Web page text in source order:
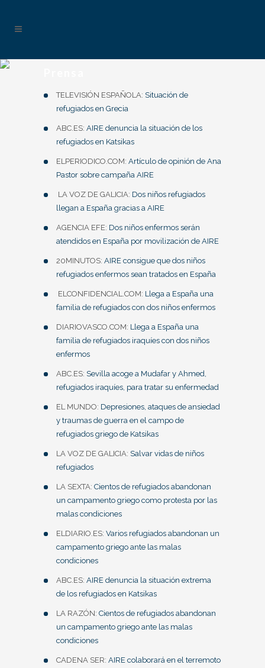
TELEVISIÓN ESPAÑOLA: Situación de
refugiados en Grecia
ABC.ES: AIRE denuncia la situación de los
refugiados en Katsikas
ELPERIODICO.COM: Artículo de opinión de Ana
Pastor sobre campaña AIRE
LA VOZ DE GALICIA: Dos niños refugiados
llegan a España gracias a AIRE
AGENCIA EFE: Dos niños enfermos serán
atendidos en España por movilización de AIRE
20MINUTOS: AIRE consigue que dos niños
refugiados enfermos sean tratados en España
ELCONFIDENCIAL.COM: Llega a España una
familia de refugiados con dos niños enfermos
DIARIOVASCO.COM: Llega a España una
familia de refugiados iraquíes con dos niños
enfermos
ABC.ES: Sevilla acoge a Mudafar y Ahmed,
refugiados iraquíes, para tratar su enfermedad
EL MUNDO: Depresiones, ataques de ansiedad
y traumas de guerra en el campo de
refugiados griego de Katsikas
LA VOZ DE GALICIA: Salvar vidas de niños
refugiados
LA SEXTA: Cientos de refugiados abandonan
un campamento griego como protesta por las
malas condiciones
ELDIARIO.ES: Varios refugiados abandonan un
campamento griego ante las malas
condiciones
ABC.ES: AIRE denuncia la situación extrema
de los refugiados en Katsikas
LA RAZÓN: Cientos de refugiados abandonan
un campamento griego ante las malas
condiciones
CADENA SER: AIRE colaborará en el terremoto